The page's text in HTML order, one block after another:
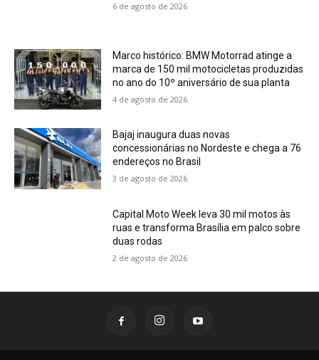
6 de agosto de 2026
Marco histórico: BMW Motorrad atinge a
marca de 150 mil motocicletas produzidas
no ano do 10º aniversário de sua planta
4 de agosto de 2026
Bajaj inaugura duas novas
concessionárias no Nordeste e chega a 76
endereços no Brasil
3 de agosto de 2026
Capital Moto Week leva 30 mil motos às
ruas e transforma Brasília em palco sobre
duas rodas
2 de agosto de 2026